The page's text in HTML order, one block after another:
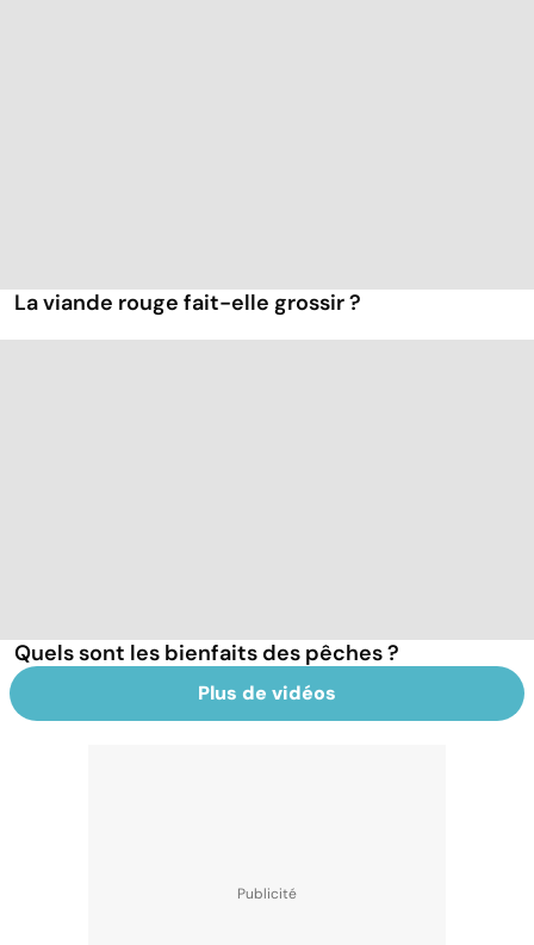
La viande rouge fait-elle grossir ?
Quels sont les bienfaits des pêches ?
Plus de vidéos